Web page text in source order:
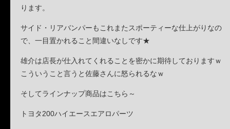
ります。
サイド・リアバンパーもこれまたスポーティーな仕上がりなの
で、一目置かれること間違いなしです★
雄介は店長が仕入れてくれることを密かに期待しておりますｗ
こういうこと言うと佐藤さんに怒られるなｗ
そしてラインナップ商品はこちら～
トヨタ200ハイエースエアロパーツ